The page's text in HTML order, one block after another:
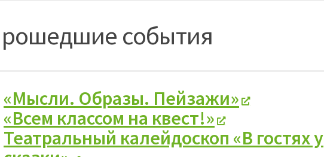
события
«Мысли. Образы. Пейзажи»
«Всем классом на квест!»
Театральный калейдоскоп «В гостях у